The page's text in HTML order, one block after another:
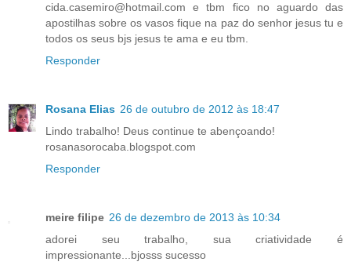
cida.casemiro@hotmail.com e tbm fico no aguardo das
apostilhas sobre os vasos fique na paz do senhor jesus tu e
todos os seus bjs jesus te ama e eu tbm.
Responder
Rosana Elias 26 de outubro de 2012 às 18:47
Lindo trabalho! Deus continue te abençoando!
rosanasorocaba.blogspot.com
Responder
meire filipe 26 de dezembro de 2013 às 10:34
adorei seu trabalho, sua criatividade é
impressionante...bjosss sucesso